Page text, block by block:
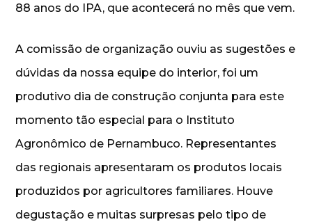
88 anos do IPA, que acontecerá no mês que vem.
A comissão de organização ouviu as sugestões e
dúvidas da nossa equipe do interior, foi um
produtivo dia de construção conjunta para este
momento tão especial para o Instituto
Agronômico de Pernambuco. Representantes
das regionais apresentaram os produtos locais
produzidos por agricultores familiares. Houve
degustação e muitas surpresas pelo tipo de